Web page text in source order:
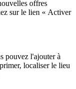
offres
sur le lien « Activer
pouvez l'ajouter à
localiser le lieu